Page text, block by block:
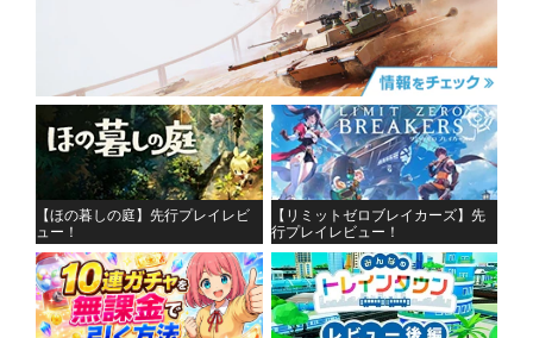
【ほの暮しの庭】先行プレイレビ
ュー！
【リミットゼロブレイカーズ】先
行プレイレビュー！